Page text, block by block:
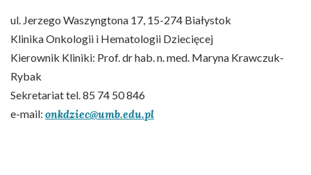
ul. Jerzego Waszyngtona 17, 15-274 Białystok
Klinika Onkologii i Hematologii Dziecięcej
Kierownik Kliniki: Prof. dr hab. n. med. Maryna Krawczuk-
Rybak
Sekretariat tel. 85 74 50 846
e-mail: onkdziec@umb.edu.pl